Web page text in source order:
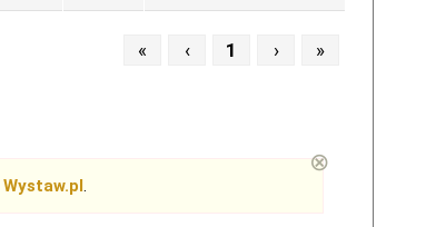
« ‹ 1 › »
Wystaw.pl.
⊗